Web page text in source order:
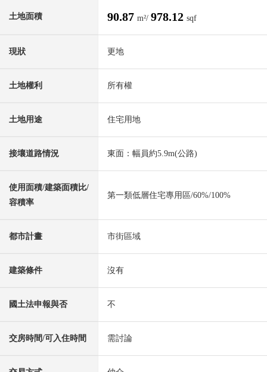
土地面積 90.87 m²/ 978.12 sqf
現狀 更地
土地權利 所有權
土地用途 住宅用地
接壤道路情況 東面：幅員約5.9m(公路)
使用面積/建築面積比/
容積率
第一類低層住宅專用區/60%/100%
都市計畫 市街區域
建築條件 沒有
國土法申報與否 不
交房時間/可入住時間 需討論